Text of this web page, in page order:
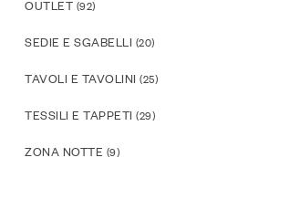
OUTLET (92)
SEDIE E SGABELLI (20)
TAVOLI E TAVOLINI (25)
TESSILI E TAPPETI (29)
ZONA NOTTE (9)